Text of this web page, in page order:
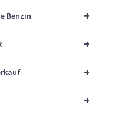
+
Benzin
+
+
+